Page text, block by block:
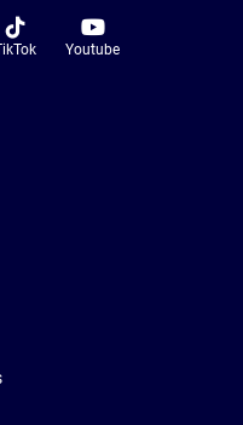
Youtube